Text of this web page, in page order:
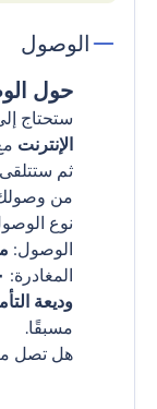
الوصول
حول
ستحتاج
الإنترنت
ثم
من
نوع
الوصول:
المغادرة:
وديعة
مسبقًا.
هل تصل